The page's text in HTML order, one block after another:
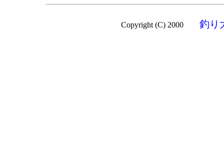
Copyright (C) 2000 釣り